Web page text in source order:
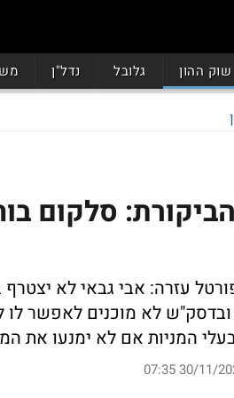
שוק ההון גלובל נדל"ן
סלקום
עזרה: אבי גבאי לא
ובדסק"ש לא מוכנים לאפשר
המניות אם לא ימנעו את
30/11/2021